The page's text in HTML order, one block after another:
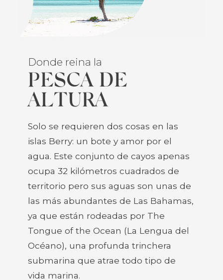
Donde reina la
PESCA DE
ALTURA
Solo se requieren dos cosas en las
islas Berry: un bote y amor por el
agua. Este conjunto de cayos apenas
ocupa 32 kilómetros cuadrados de
territorio pero sus aguas son unas de
las más abundantes de Las Bahamas,
ya que están rodeadas por The
Tongue of the Ocean (La Lengua del
Océano), una profunda trinchera
submarina que atrae todo tipo de
vida marina.